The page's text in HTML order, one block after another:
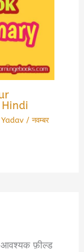
/नवम्बर
आवश्यक फ़ील्ड